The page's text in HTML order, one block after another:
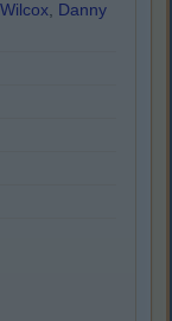
, Danny